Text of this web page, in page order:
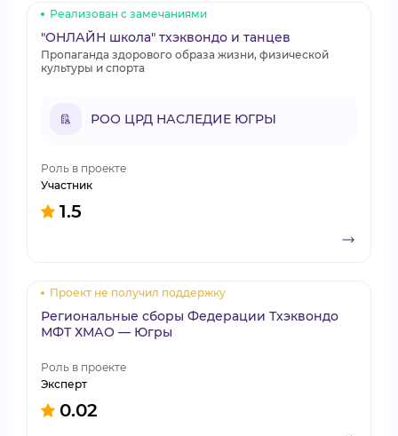
Реализован с замечаниями
"ОНЛАЙН школа" тхэквондо и танцев
Пропаганда здорового образа жизни, физической
культуры и спорта
РОО ЦРД НАСЛЕДИЕ ЮГРЫ
Роль в проекте
Участник
1.5
Проект не получил поддержку
Региональные сборы Федерации Тхэквондо
МФТ ХМАО — Югры
Роль в проекте
Эксперт
0.02